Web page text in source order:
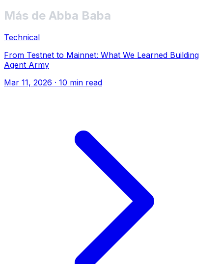
Más de Abba Baba
Technical
From Testnet to Mainnet: What We Learned Building
Agent Army
Mar 11, 2026 · 10 min read